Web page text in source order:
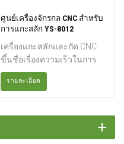
พิมพ์ สามารถใช้สำหรับการ
เจาะ การกัด การคว้าน การ
ขยาย การคว้านรู การตอก
เกลียวแบบแข็ง ฯลฯ เหมาะ
น้อยและขนาดกลาง และ
สามารถประมวลผลชิ้นส่วนที่
เพื่อตอบสนองความต้องการใน
ศูนย์เครื่องจักรกล CNC สำหรับ
การแกะสลัก YS-8012
เครื่องแกะสลักและกัด CNC
ขึ้นชื่อเรื่องความเร็วในการ
ประมวลผล ประสิทธิภาพสูง
คุ้มค่า และผิวงานที่สวยงาม
และแม่พิมพ์ผสม แม่พิมพ์เหล็ก
รายละเอียด